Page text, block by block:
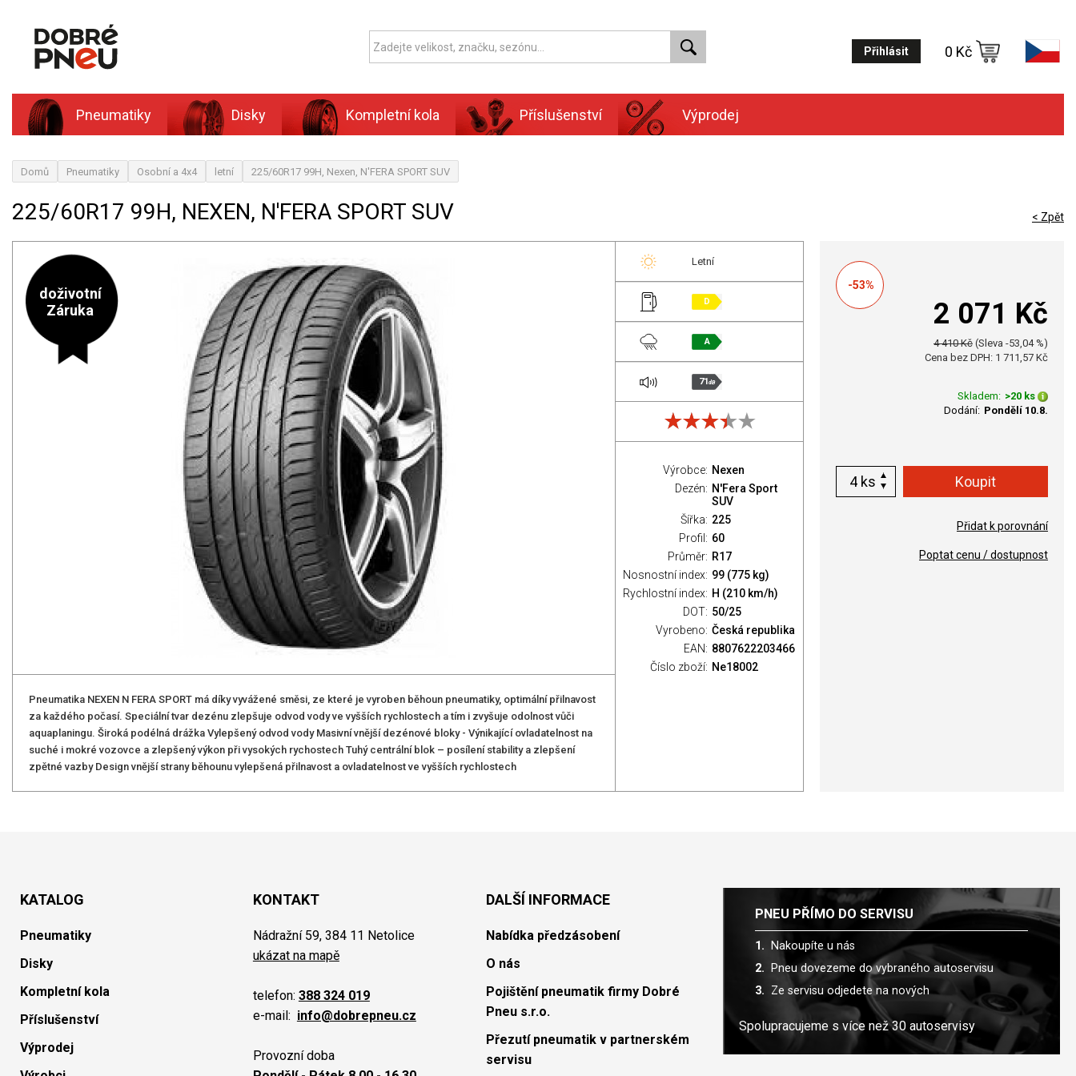
Přihlásit 0 Kč
Pneumatiky Disky Kompletní kola Příslušenství Výprodej
Domů Pneumatiky Osobní a 4x4 letní 225/60R17 99H, Nexen, N'FERA SPORT SUV
225/60R17 99H, NEXEN, N'FERA SPORT SUV < Zpět
doživotní
Záruka
Pneumatika NEXEN N FERA SPORT má díky vyvážené směsi, ze které je vyroben běhoun pneumatiky, optimální přilnavost
za každého počasí. Speciální tvar dezénu zlepšuje odvod vody ve vyšších rychlostech a tím i zvyšuje odolnost vůči
aquaplaningu. Široká podélná drážka Vylepšený odvod vody Masivní vnější dezénové bloky - Výnikající ovladatelnost na
suché i mokré vozovce a zlepšený výkon při vysokých rychostech Tuhý centrální blok – posílení stability a zlepšení
zpětné vazby Design vnější strany běhounu vylepšená přilnavost a ovladatelnost ve vyšších rychlostech
Letní
D
A
71dB
Výrobce: Nexen
Dezén: N'Fera Sport
SUV
Šířka: 225
Profil: 60
Průměr: R17
Nosnostní index: 99 (775 kg)
Rychlostní index: H (210 km/h)
DOT: 50/25
Vyrobeno: Česká republika
EAN: 8807622203466
Číslo zboží: Ne18002
-53%
2 071 Kč
4 410 Kč (Sleva -53,04 %)
Cena bez DPH: 1 711,57 Kč
Skladem: >20 ks
Dodání: Pondělí 10.8.
ks
Přidat k porovnání
Poptat cenu / dostupnost
KATALOG
Pneumatiky
Disky
Kompletní kola
Příslušenství
Výprodej
KONTAKT
Nádražní 59, 384 11 Netolice
ukázat na mapě
telefon: 388 324 019
e-mail: info@dobrepneu.cz
Provozní doba
DALŠÍ INFORMACE
Nabídka předzásobení
O nás
Pojištění pneumatik firmy Dobré
Pneu s.r.o.
Přezutí pneumatik v partnerském
servisu
PNEU PŘÍMO DO SERVISU
Nakoupíte u nás
Pneu dovezeme do vybraného autoservisu
Ze servisu odjedete na nových
Spolupracujeme s více než 30 autoservisy